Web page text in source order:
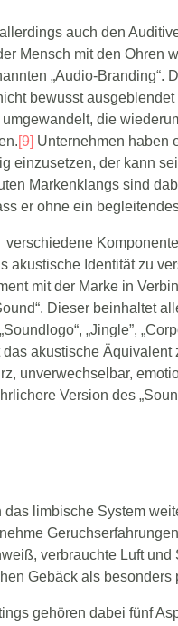
auch den
Mensch mit den Ohren
„Audio-Branding“.
bewusst ausgeblendet
die
[9] Unternehmen haben
einzusetzen, der kann
Markenklangs sind
er ohne ein
akustische Identität zu
mit der Marke in
Dieser beinhaltet
„Jingle”,
das akustische
unverwechselbar,
Version des
limbische System
verbrauchte Luft
Gebäck als besonders
gehören dabei fünf